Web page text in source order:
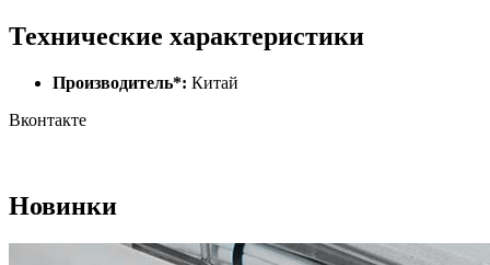
Технические характеристики
Производитель*: Китай
Вконтакте
Новинки